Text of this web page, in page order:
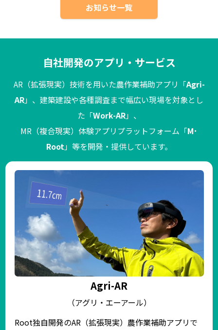
お知らせ一覧
自社開発のアプリ・サービス
AR（拡張現実）技術を用いた農作業補助アプリ「Agri-
AR」、建築建設や各種調査まで幅広い現場を対象とし
た「Work-AR」、
MR（複合現実）体験アプリプラットフォーム「M･
Root 」等を開発・提供しています。
Agri-AR
（アグリ・エーアール）
Root独自開発のAR（拡張現実）農作業補助アプリで